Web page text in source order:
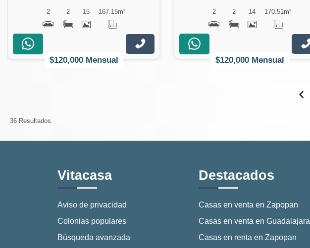
2 2 15 167.15m²
$120,000 Mensual
2 2 14 170.51 m²
$120,000 Mensual

36 Resultados.
Vitacasa
Aviso de privacidad
Colonias populares
Búsqueda avanzada
Destacados
Casas en venta en Zapopan
Casas en venta en Guadalajara
Casas en renta en Zapopan